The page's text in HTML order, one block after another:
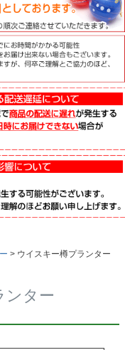
ウイスキー樽プランター
ンター